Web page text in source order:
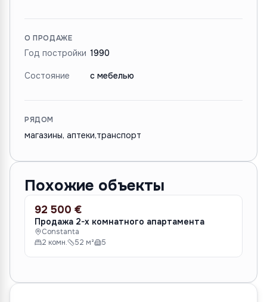
О ПРОДАЖЕ
Год постройки 1990
Состояние с мебелью
РЯДОМ
магазины, аптеки,транспорт
Похожие объекты
ПРОДАЖА
92 500 €
Продажа 2-х комнатного апартамента
Constanta
2 комн.
52 м² 5